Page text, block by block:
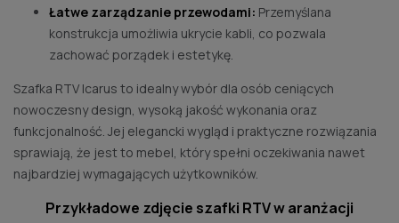
Łatwe zarządzanie przewodami: Przemyślana
konstrukcja umożliwia ukrycie kabli, co pozwala
zachować porządek i estetykę.
Szafka RTV Icarus to idealny wybór dla osób ceniących
nowoczesny design, wysoką jakość wykonania oraz
funkcjonalność. Jej elegancki wygląd i praktyczne rozwiązania
sprawiają, że jest to mebel, który spełni oczekiwania nawet
najbardziej wymagających użytkowników.
Przykładowe zdjęcie szafki RTVw aranżacji